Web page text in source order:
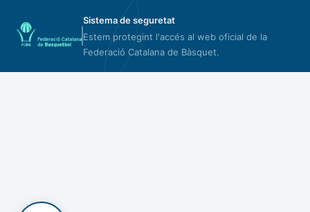
Sistema de seguretat
Estem protegint l'accés al web oficial de la
Federació Catalana de Bàsquet.